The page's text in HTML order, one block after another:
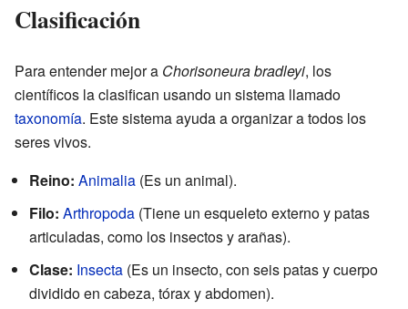
Clasificación
Para entender mejor a Chorisoneura bradleyi, los
científicos la clasifican usando un sistema llamado
taxonomía. Este sistema ayuda a organizar a todos los
seres vivos.
Reino: Animalia (Es un animal).
Filo: Arthropoda (Tiene un esqueleto externo y patas
articuladas, como los insectos y arañas).
Clase: Insecta (Es un insecto, con seis patas y cuerpo
dividido en cabeza, tórax y abdomen).